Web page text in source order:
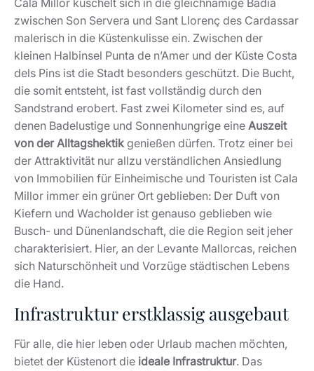
Cala Millor kuschelt sich in die gleichnamige Badia
zwischen Son Servera und Sant Llorenç des Cardassar
malerisch in die Küstenkulisse ein. Zwischen der
kleinen Halbinsel Punta de n’Amer und der Küste Costa
dels Pins ist die Stadt besonders geschützt. Die Bucht,
die somit entsteht, ist fast vollständig durch den
Sandstrand erobert. Fast zwei Kilometer sind es, auf
denen Badelustige und Sonnenhungrige eine Auszeit
von der Alltagshektikgenießen dürfen. Trotz einer bei
der Attraktivität nur allzu verständlichen Ansiedlung
von Immobilien für Einheimische und Touristen ist Cala
Millor immer ein grüner Ort geblieben: Der Duft von
Kiefern und Wacholder ist genauso geblieben wie
Busch- und Dünenlandschaft, die die Region seit jeher
charakterisiert. Hier, an der Levante Mallorcas, reichen
sich Naturschönheit und Vorzüge städtischen Lebens
die Hand.
Infrastruktur erstklassig ausgebaut
Für alle, die hier leben oder Urlaub machen möchten,
bietet der Küstenort die ideale Infrastruktur. Das